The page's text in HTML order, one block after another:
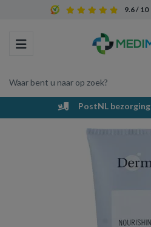
9.6 / 10
Toggle navigation
Waar bent u naar op zoek?
Winkelwagen
Uw
Vul hem met
PostNL